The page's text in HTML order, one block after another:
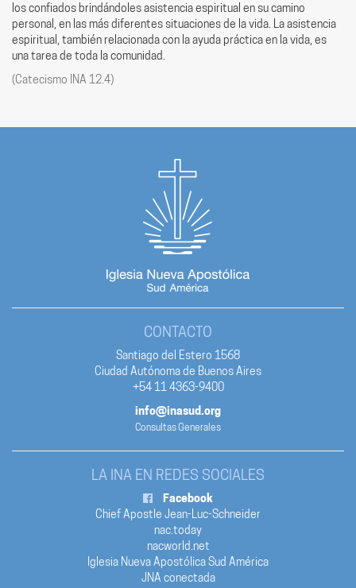
los confiados brindándoles asistencia espiritual en su camino
personal, en las más diferentes situaciones de la vida. La asistencia
espiritual, también relacionada con la ayuda práctica en la vida, es
una tarea de toda la comunidad.
(Catecismo INA 12.4)
CONTACTO
Santiago del Estero 1568
Ciudad Autónoma de Buenos Aires
+54 11 4363-9400
info@inasud.org
Consultas Generales
LA INA EN REDES SOCIALES
Facebook
Chief Apostle Jean-Luc-Schneider
nac.today
nacworld.net
Iglesia Nueva Apostólica Sud América
JNA conectada